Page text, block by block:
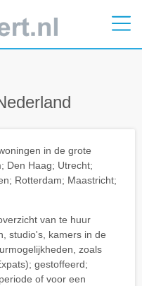
in de grote
Den Haag; Utrecht;
Rotterdam; Maastricht;
van te huur
studio's, kamers in de
zoals
gestoffeerd;
of voor een